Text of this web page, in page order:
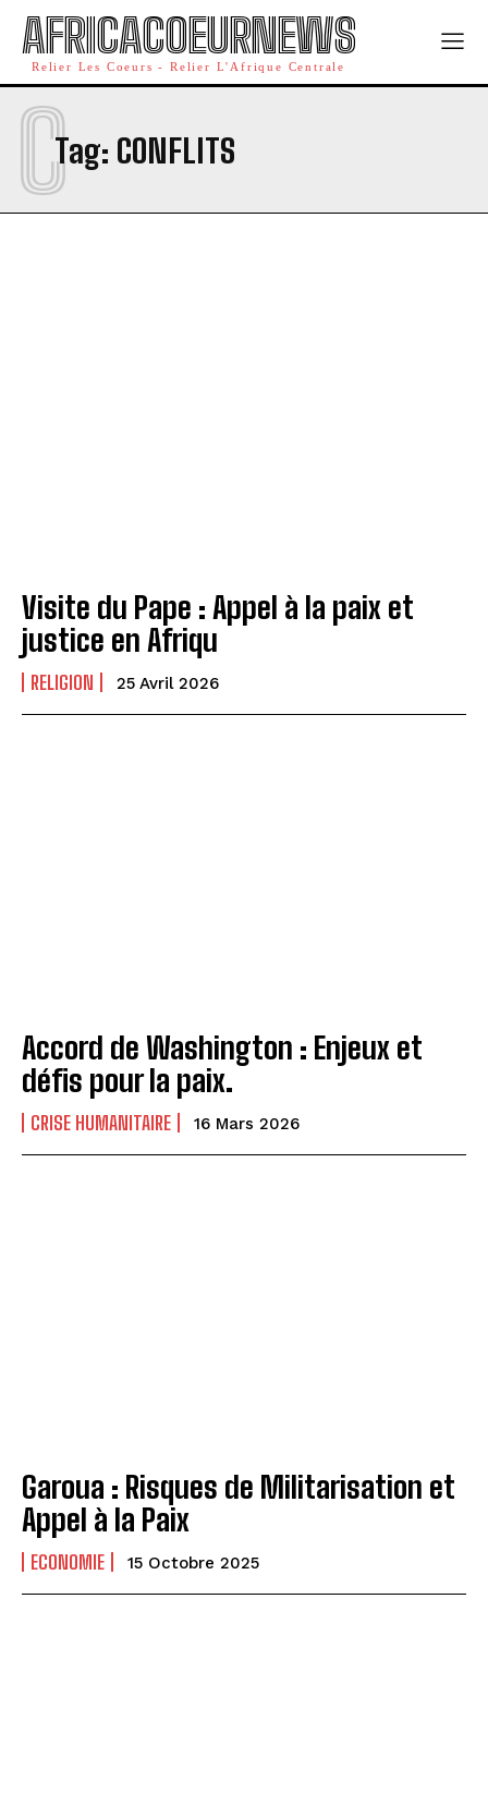
AFRICACOEURNEWS
Relier Les Coeurs - Relier L'Afrique Centrale
Tag: CONFLITS
C
Visite du Pape : Appel à la paix et
justice en Afriqu
RELIGION 25 Avril 2026
Accord de Washington : Enjeux et
défis pour la paix.
CRISE HUMANITAIRE 16 Mars 2026
Garoua : Risques de Militarisation et
Appel à la Paix
ECONOMIE 15 Octobre 2025